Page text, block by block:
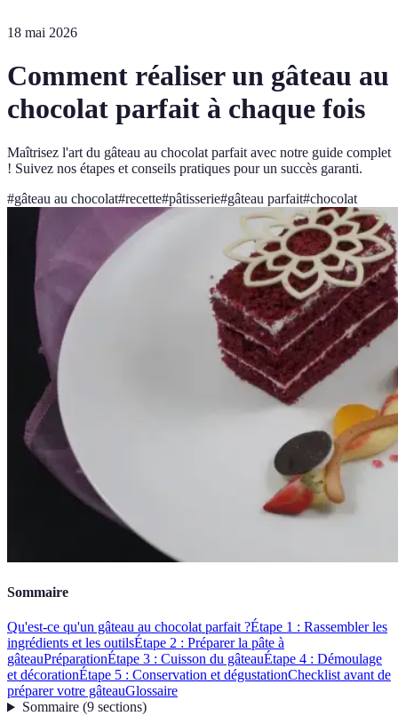
18 mai 2026
Comment réaliser un gâteau au
chocolat parfait à chaque fois
Maîtrisez l'art du gâteau au chocolat parfait avec notre guide complet
! Suivez nos étapes et conseils pratiques pour un succès garanti.
#gâteau au chocolat#recette#pâtisserie#gâteau parfait#chocolat
Sommaire
Qu'est-ce qu'un gâteau au chocolat parfait ?Étape 1 : Rassembler les
ingrédients et les outilsÉtape 2 : Préparer la pâte à
gâteauPréparationÉtape 3 : Cuisson du gâteauÉtape 4 : Démoulage
et décorationÉtape 5 : Conservation et dégustationChecklist avant de
préparer votre gâteauGlossaire
Sommaire(9 sections)